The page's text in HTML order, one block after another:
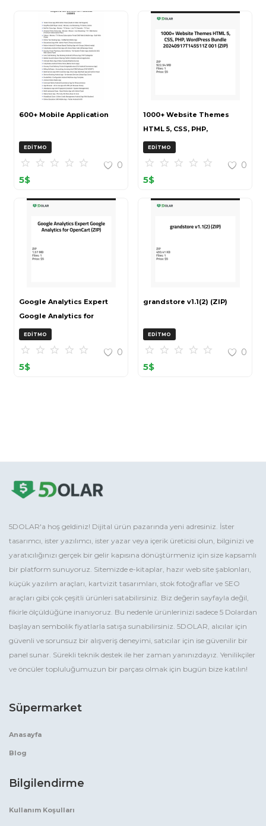
600+ Mobile Application
EDITMO
0
5$
1000+ Website Themes
HTML 5, CSS, PHP,
WordPress Bundle
20240917T145511Z 001 (ZIP)
EDITMO
0
5$
Google Analytics Expert
Google Analytics for
OpenCart (ZIP)
EDITMO
0
5$
grandstore v1.1(2) (ZIP)
EDITMO
0
5$
5DOLAR'a hoş geldiniz! Dijital ürün pazarında yeni adresiniz. İster
tasarımcı, ister yazılımcı, ister yazar veya içerik üreticisi olun, bilginizi ve
yaratıcılığınızı gerçek bir gelir kapısına dönüştürmeniz için size kapsamlı
bir platform sunuyoruz. Sitemizde e-kitaplar, hazır web site şablonları,
küçük yazılım araçları, kartvizit tasarımları, stok fotoğraflar ve SEO
araçları gibi çok çeşitli ürünleri satabilirsiniz. Biz değerin sayfayla değil,
fikirle ölçüldüğüne inanıyoruz. Bu nedenle ürünlerinizi sadece 5 Dolardan
başlayan sembolik fiyatlarla satışa sunabilirsiniz. 5DOLAR, alıcılar için
güvenli ve sorunsuz bir alışveriş deneyimi, satıcılar için ise güvenilir bir
panel sunar. Sürekli teknik destek ile her zaman yanınızdayız. Yenilikçiler
ve öncüler topluluğumuzun bir parçası olmak için bugün bize katılın!
Süpermarket
Anasayfa
Blog
Bilgilendirme
Kullanım Koşulları